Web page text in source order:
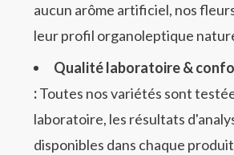
aucun arôme artificiel, nos
leur profil organoleptique
Qualité laboratoire &
:Toutes nos variétés sont
laboratoire, les résultats
disponibles dans chaque produit